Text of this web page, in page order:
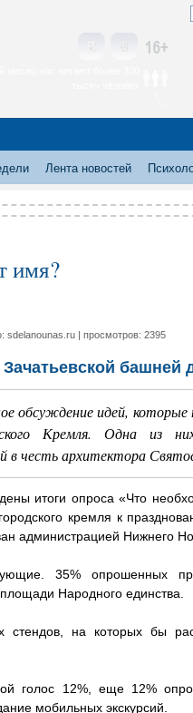
Лента новостей
имя?
sdelanounas.ru | просмотров: 2395
башней
обсуждение идей, которые
Кремля. Одна из
в честь архитектора
итоги опроса «Что
кремля к
администрацией Нижнего
35% опрошенных
Народного единства.
стендов, на которых бы
голос 12%, еще 12%
мобильных экскурсий.